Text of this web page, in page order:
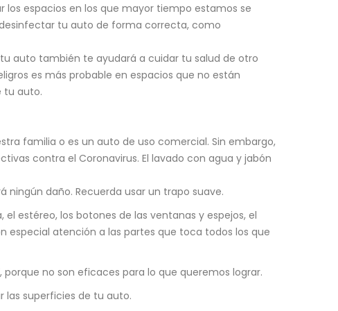
los espacios en los que mayor tiempo estamos se
tu auto de forma correcta, como
auto también te ayudará a cuidar tu salud de otro
es más probable en espacios que no están
tu auto.
familia o es un auto de uso comercial. Sin embargo,
contra el Coronavirus. El lavado con agua y jabón
daño. Recuerda usar un trapo suave.
estéreo, los botones de las ventanas y espejos, el
especial atención a las partes que toca todos los que
no son eficaces para lo que queremos lograr.
las superficies de tu auto.